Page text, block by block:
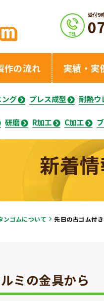
受付9
作の流れ 実績・実
ング プレス成型 耐熱ウ
研磨 R加工 C加工
新着
ンゴムについて 先日の古ゴム付
ミの金具から